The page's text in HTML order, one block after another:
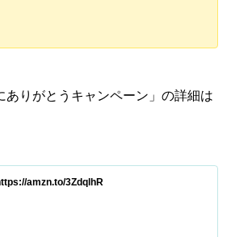
ありがとうキャンペーン」の詳細は
amzn.to/3ZdqlhR